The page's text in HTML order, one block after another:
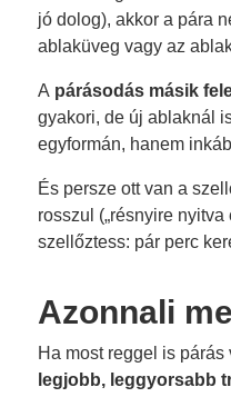
jó dolog), akkor a pára
ablaküveg vagy az
A párásodás másik
gyakori, de új ablaknál
egyformán, hanem
És persze ott van a
rosszul („résnyire
szellőztess: pár perc
Azonnali
Ha most reggel is
legjobb, leggyorsabb